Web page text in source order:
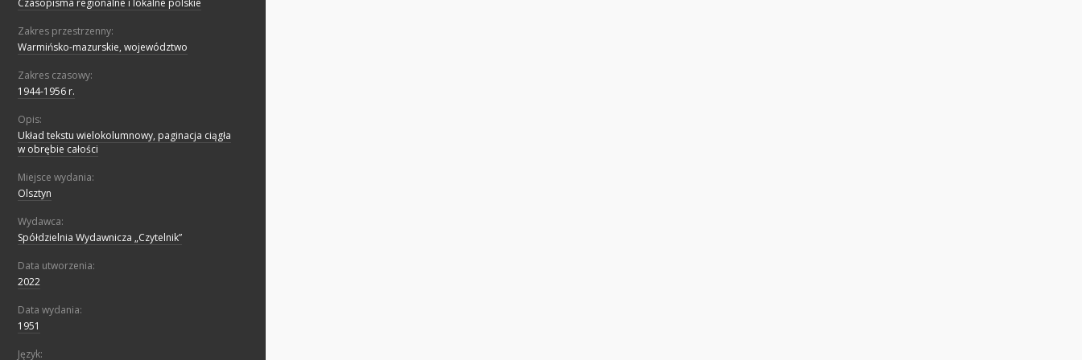
Czasopisma regionalne i lokalne polskie
Zakres przestrzenny:
Warmińsko-mazurskie, województwo
Zakres czasowy:
1944-1956 r.
Opis:
Układ tekstu wielokolumnowy, paginacja ciągła
w obrębie całości
Miejsce wydania:
Olsztyn
Wydawca:
Spółdzielnia Wydawnicza „Czytelnik”
Data utworzenia:
2022
Data wydania:
1951
Język: